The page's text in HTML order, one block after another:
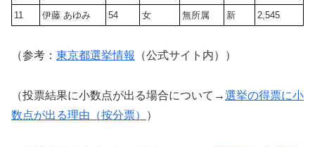
11
伊藤 あゆみ 54 女 無所属 新 2,545
（参考： 東京都選挙情報 （公式サイト内））
（投票結果に小数点が出る場合について→選挙の得票に小
数点が出る理由（按分票）
）